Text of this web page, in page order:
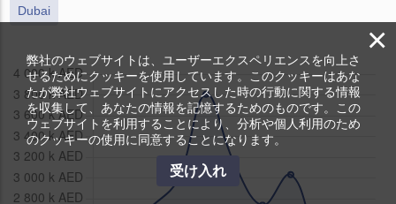
Dubai
×
弊社のウェブサイトは、ユーザーエクスペリエンスを向上さ
せるためにクッキーを使用しています。このクッキーはあな
たが弊社ウェブサイトにアクセスした時の行動に関する情報
を収集して、あなたの情報を記憶するためのものです。この
ウェブサイトを利用することにより、分析や個人利用のため
のクッキーの使用に同意することになります。
受け入れ